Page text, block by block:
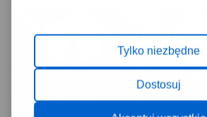
Tylko niezbędne
Dostosuj